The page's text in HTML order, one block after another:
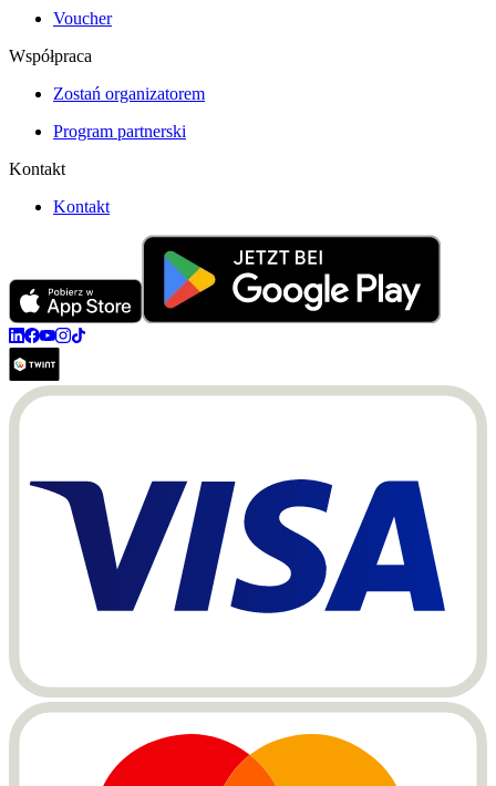
Voucher
Współpraca
Zostań organizatorem
Program partnerski
Kontakt
Kontakt